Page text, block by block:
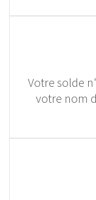
Votre solde
votre nom